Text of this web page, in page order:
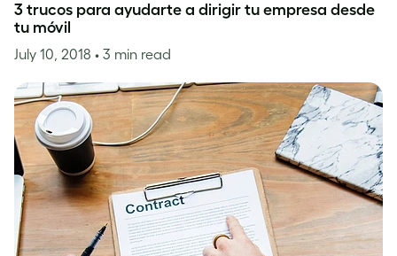
3 trucos para ayudarte a dirigir tu empresa desde
tu móvil
July 10, 2018 • 3 min read